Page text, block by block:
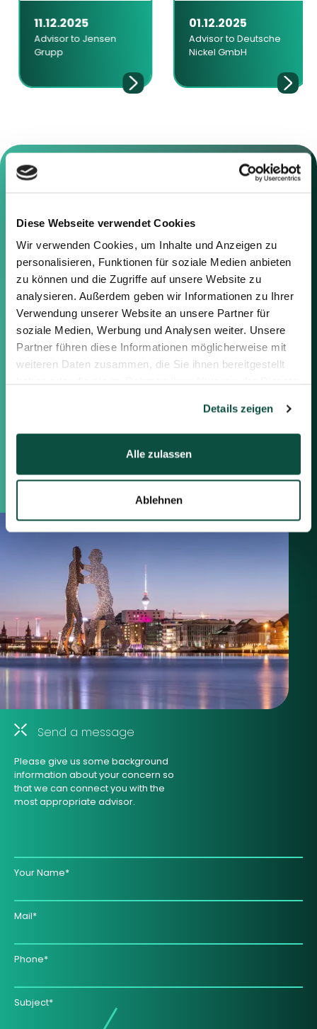
Diese Webseite verwendet Cookies
Wir verwenden Cookies, um Inhalte und Anzeigen zu
personalisieren, Funktionen für soziale Medien anbieten
zu können und die Zugriffe auf unsere Website zu
analysieren. Außerdem geben wir Informationen zu Ihrer
Verwendung unserer Website an unsere Partner für
soziale Medien, Werbung und Analysen weiter. Unsere
Partner führen diese Informationen möglicherweise mit
weiteren Daten zusammen, die Sie ihnen bereitgestellt
Details zeigen
Alle zulassen
Ablehnen
11.12.2025
Advisor to Jensen
Grupp
01.12.2025
Advisor to Deutsche
Nickel GmbH
Contact us
Feel free to contact us using the
information below or the form on
the right.
Berlin
Frankfurt
München
Saxenhammer Corporate Finance GmbH
+49 30 755 40 87-0
Send a message
Please give us some background
information about your concern so
that we can connect you with the
most appropriate advisor.
Your Name*
Mail*
Phone*
Subject*